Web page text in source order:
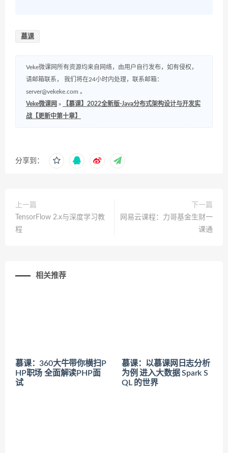
慕课
Veke微课网所有资源均来自网络，由用户自行发布，如有侵权，
请邮箱联系， 我们将在24小时内处理，联系邮箱：
server@vekeke.com 。
Veke微课网 »
【慕课】2022全新版-Java分布式架构设计与开发实
战【更新中第十章】
分享到：
上一篇
TensorFlow 2.x与深度学习教
程
下一篇
网易云课程：力哥基金生财一
课通
相关推荐
慕课：360大牛带你横扫P
HP职场 全面解读PHP面
试
慕课：以慕课网日志分析
为例 进入大数据 Spark S
QL 的世界